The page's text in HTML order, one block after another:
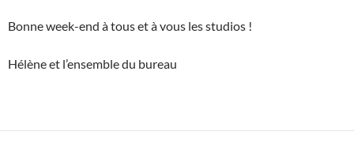
Bonne week-end à tous et à vous les studios !
Hélène et l’ensemble du bureau